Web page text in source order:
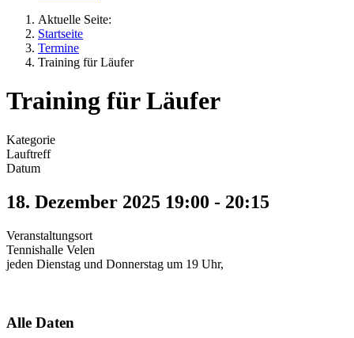
Aktuelle Seite:
Startseite
Termine
Training für Läufer
Training für Läufer
Kategorie
Lauftreff
Datum
18. Dezember 2025 19:00 - 20:15
Veranstaltungsort
Tennishalle Velen
jeden Dienstag und Donnerstag um 19 Uhr,
Alle Daten